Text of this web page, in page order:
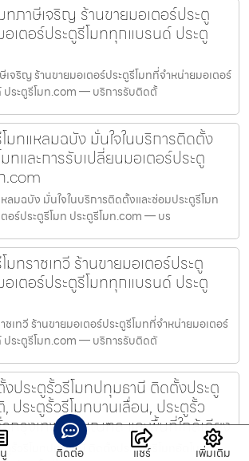
ทภาษีเจริญ ร้านขายมอเตอร์ประตู
เตอร์ประตูรีโมททุกแบรนด์ ประตู
จริญ ร้านขายมอเตอร์ประตูรีโมทที่จำหน่ายมอเตอร์
ประตูรีโมท.com — บริการรับติดตั้
มทแหลมฉบัง มั่นใจในบริการติดตั้ง
ทและการรับเปลี่ยนมอเตอร์ประตู
.com
ลมฉบัง มั่นใจในบริการติดตั้งและซ่อมประตูรีโมท
อร์ประตูรีโมท ประตูรีโมท.com — บร
ทราชเทวี ร้านขายมอเตอร์ประตู
เตอร์ประตูรีโมททุกแบรนด์ ประตู
เทวี ร้านขายมอเตอร์ประตูรีโมทที่จำหน่ายมอเตอร์
ประตูรีโมท.com — บริการรับติดตั
งประตูรั้วรีโมทปทุมธานี ติดตั้งประตู
ประตูรั้วรีโมทบานเลื่อน, ประตูรั้ว
กรุงเทพ ปริมณฑล และพื้นที่ใกล้เคียง
ตูรั้วรีโมทปทุมธานี ติดตั้งประตูรั้วรีโมทอัตโนมัติ,
ติดต่อ แชร์ เพิ่มเติม